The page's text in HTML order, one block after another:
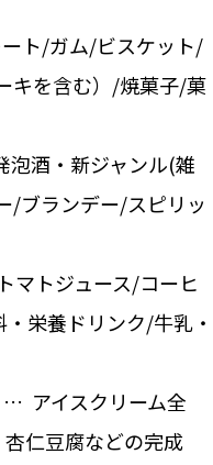
ト/ガム/ビスケット/
キを含む）/焼菓子/菓
酒・新ジャンル(雑
/ブランデー/スピリッ
トジュース/コーヒ
栄養ドリンク/牛乳・
アイスクリーム全
仁豆腐などの完成